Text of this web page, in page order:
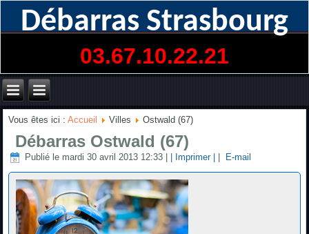
Débarras Strasbourg
03.67.10.22.21
Vous êtes ici :Accueil Villes Ostwald (67)
Débarras Ostwald (67)
Publié le mardi 30 avril 2013 12:33 | Imprimer | E-mail